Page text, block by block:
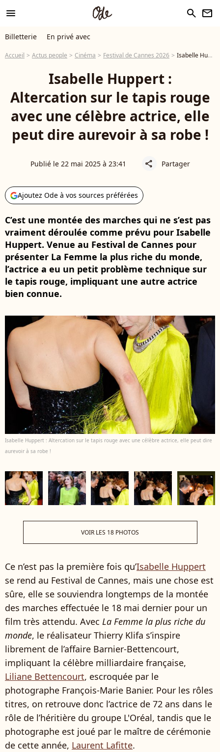
menu search newsletter
Billetterie En privé avec
Accueil Actus people Cinéma Festival de Cannes 2026 Isabelle Huppert : Altercation sur le tapis rouge avec une célèbre actrice, elle peut dire aurevoir à sa robe !
Isabelle Huppert :
Altercation sur le tapis rouge
avec une célèbre actrice, elle
peut dire aurevoir à sa robe !
Publié le 22 mai 2025 à 23:41 share Partager
Ajoutez Ode à vos sources préférées
C’est une montée des marches qui ne s’est pas
vraiment déroulée comme prévu pour Isabelle
Huppert. Venue au Festival de Cannes pour
présenter La Femme la plus riche du monde,
l’actrice a eu un petit problème technique sur
le tapis rouge, impliquant une autre actrice
bien connue.
Isabelle Huppert : Altercation sur le tapis rouge avec une célèbre actrice, elle peut dire
aurevoir à sa robe !
VOIR LES 18 PHOTOS
Ce n’est pas la première fois qu’Isabelle Huppert
se rend au Festival de Cannes, mais une chose est
sûre, elle se souviendra longtemps de la montée
des marches effectuée le 18 mai dernier pour un
film très attendu. Avec La Femme la plus riche du
monde, le réalisateur Thierry Klifa s’inspire
librement de l’affaire Barnier-Bettencourt,
impliquant la célèbre milliardaire française,
Liliane Bettencourt, escroquée par le
photographe François-Marie Banier. Pour les rôles
titres, on retrouve donc l’actrice de 72 ans dans le
rôle de l’héritière du groupe L'Oréal, tandis que le
photographe est joué par le maître de cérémonie
de cette année, Laurent Lafitte.